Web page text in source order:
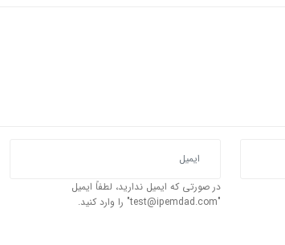
در صورتی که ایمیل ندارید، لطفاً ایمیل
"test@ipemdad.com" را وارد کنید.